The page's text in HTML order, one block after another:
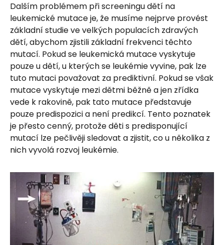
Dalším problémem při screeningu dětí na
leukemické mutace je, že musíme nejprve provést
základní studie ve velkých populacích zdravých
dětí, abychom zjistili základní frekvenci těchto
mutací. Pokud se leukemická mutace vyskytuje
pouze u dětí, u kterých se leukémie vyvine, pak lze
tuto mutaci považovat za prediktivní. Pokud se však
mutace vyskytuje mezi dětmi běžně a jen zřídka
vede k rakovině, pak tato mutace představuje
pouze predispozici a není predikcí. Tento poznatek
je přesto cenný, protože děti s predisponující
mutací lze pečlivěji sledovat a zjistit, co u několika z
nich vyvolá rozvoj leukémie.